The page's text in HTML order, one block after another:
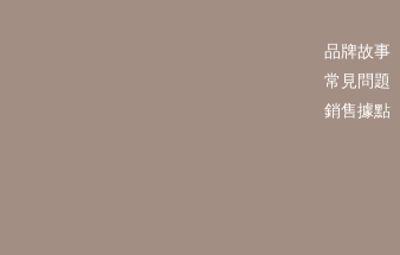
品牌故事
常見問題
銷售據點